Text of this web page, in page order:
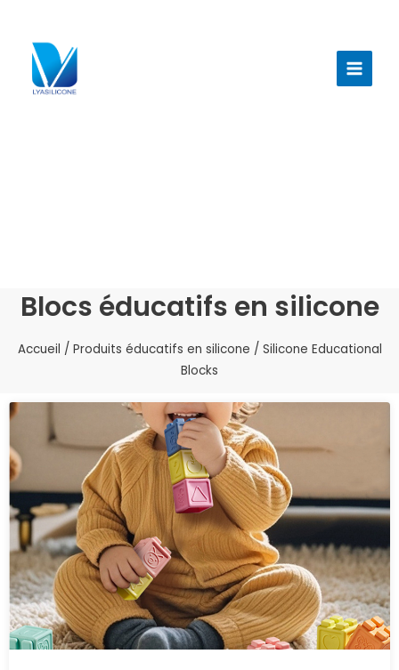
contenu
Blocs éducatifs en silicone
Accueil / Produits éducatifs en silicone / Silicone Educational
Blocks